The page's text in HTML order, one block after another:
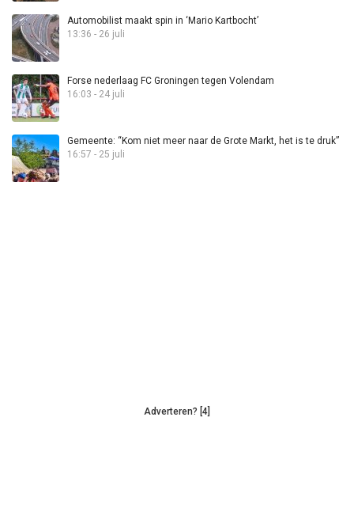
Automobilist maakt spin in ‘Mario Kartbocht’
13:36 - 26 juli
Forse nederlaag FC Groningen tegen Volendam
16:03 - 24 juli
Gemeente: “Kom niet meer naar de Grote Markt, het is te druk”
16:57 - 25 juli
Adverteren? [4]